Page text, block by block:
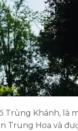
Trùng Khánh, là
Trung Hoa và